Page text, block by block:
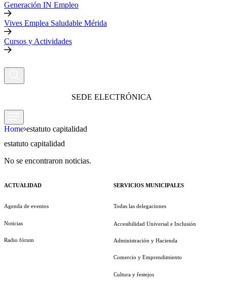
Generación IN Empleo
Vives Emplea Saludable Mérida
Cursos y Actividades
SEDE ELECTRÓNICA
Home estatuto capitalidad
estatuto capitalidad
No se encontraron noticias.
ACTUALIDAD
Agenda de eventos
Noticias
Radio fórum
SERVICIOS MUNICIPALES
Todas las delegaciones
Accesibilidad Universal e Inclusión
Administración y Hacienda
Comercio y Emprendimiento
Cultura y festejos